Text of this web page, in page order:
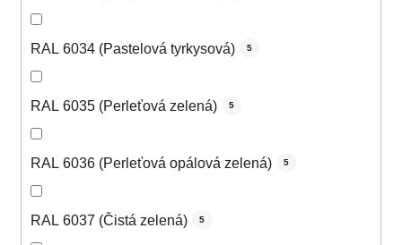
RAL 6034 (Pastelová tyrkysová) 5
RAL 6035 (Perleťová zelená) 5
RAL 6036 (Perleťová opálová zelená) 5
RAL 6037 (Čistá zelená) 5